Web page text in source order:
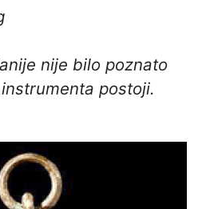
nije bilo poznato
postoji.